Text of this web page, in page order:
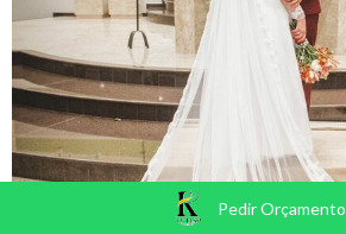
Pedir Orçamento